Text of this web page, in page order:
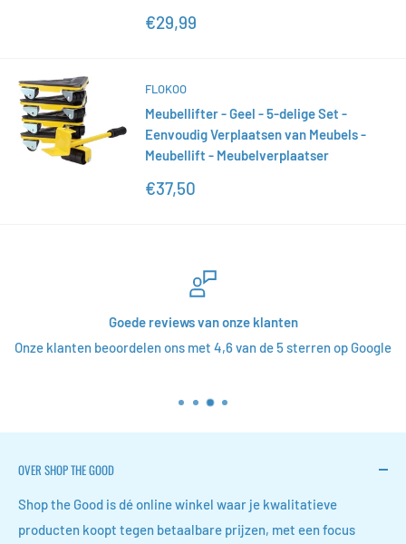
Actieprijs
€29,99
FLOKOO
Meubellifter - Geel - 5-delige Set -
Eenvoudig Verplaatsen van Meubels -
Meubellift - Meubelverplaatser
Actieprijs
€37,50
Goede reviews van onze klanten
Onze klanten beoordelen ons met 4,6 van de 5 sterren op Google
OVER SHOP THE GOOD
Shop the Good is dé online winkel waar je kwalitatieve
producten koopt tegen betaalbare prijzen, met een focus